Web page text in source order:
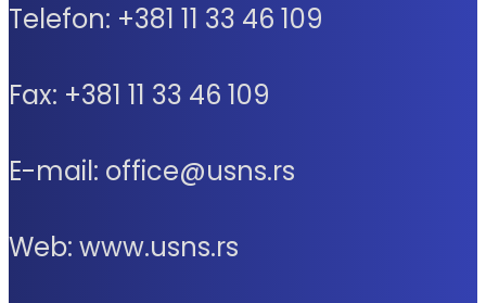
Telefon: +381 11 33 46 109
Fax: +381 11 33 46 109
E-mail: office@usns.rs
Web: www.usns.rs